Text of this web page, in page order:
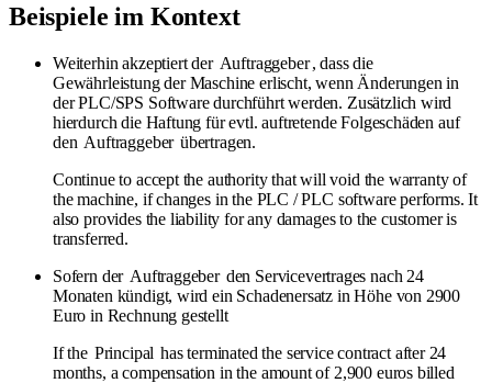
Beispiele im Kontext
Weiterhin akzeptiert der Auftraggeber , dass die
Gewährleistung der Maschine erlischt, wenn Änderungen in
der PLC/SPS Software durchführt werden. Zusätzlich wird
hierdurch die Haftung für evtl. auftretende Folgeschäden auf
den Auftraggeber übertragen.
Continue to accept the authority that will void the warranty of
the machine, if changes in the PLC / PLC software performs. It
also provides the liability for any damages to the customer is
transferred.
Sofern der Auftraggeber den Servicevertrages nach 24
Monaten kündigt, wird ein Schadenersatz in Höhe von 2900
Euro in Rechnung gestellt
If the Principal has terminated the service contract after 24
months, a compensation in the amount of 2,900 euros billed